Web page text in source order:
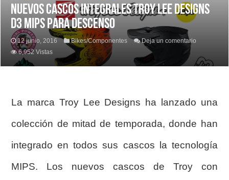
NUEVOS CASCOS INTEGRALES TROY LEE DESIGNS
D3 MIPS PARA DESCENSO
12 junio, 2016 Bikes/Componentes
Deja un comentario
6,952 Vistas
La marca Troy Lee Designs ha lanzado una
colección de mitad de temporada, donde han
integrado en todos sus cascos la tecnología
MIPS. Los nuevos cascos de Troy con